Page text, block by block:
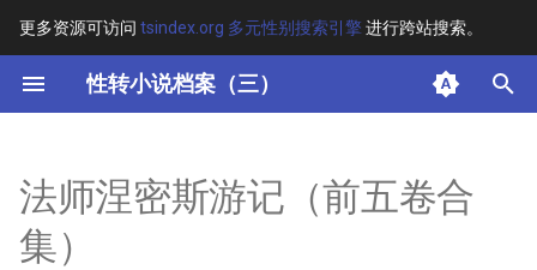
更多资源可访问 tsindex.org 多元性别搜索引擎进行跨站搜索。
性转小说档案（三）
键
开
始
其他信息
法师涅密斯游记（前五卷合
集）